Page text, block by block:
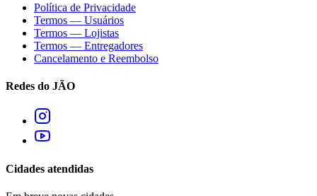
Política de Privacidade
Termos — Usuários
Termos — Lojistas
Termos — Entregadores
Cancelamento e Reembolso
Redes do JÃO
Cidades atendidas